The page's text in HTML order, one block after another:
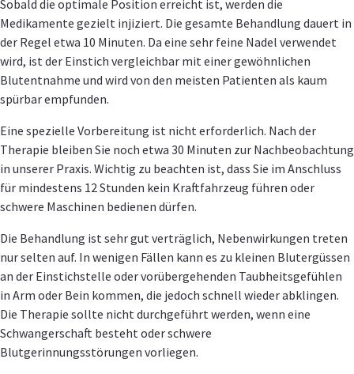
Sobald die optimale Position erreicht ist, werden die
Medikamente gezielt injiziert. Die gesamte Behandlung dauert in
der Regel etwa 10 Minuten. Da eine sehr feine Nadel verwendet
wird, ist der Einstich vergleichbar mit einer gewöhnlichen
Blutentnahme und wird von den meisten Patienten als kaum
spürbar empfunden.
Eine spezielle Vorbereitung ist nicht erforderlich. Nach der
Therapie bleiben Sie noch etwa 30 Minuten zur Nachbeobachtung
in unserer Praxis. Wichtig zu beachten ist, dass Sie im Anschluss
für mindestens 12 Stunden kein Kraftfahrzeug führen oder
schwere Maschinen bedienen dürfen.
Die Behandlung ist sehr gut verträglich, Nebenwirkungen treten
nur selten auf. In wenigen Fällen kann es zu kleinen Blutergüssen
an der Einstichstelle oder vorübergehenden Taubheitsgefühlen
in Arm oder Bein kommen, die jedoch schnell wieder abklingen.
Die Therapie sollte nicht durchgeführt werden, wenn eine
Schwangerschaft besteht oder schwere
Blutgerinnungsstörungen vorliegen.